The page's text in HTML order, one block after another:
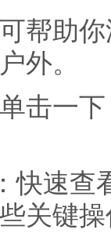
助你
外。
一下
速查
关键